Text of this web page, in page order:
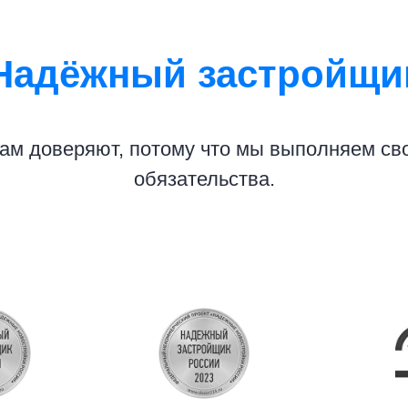
доверяют, потому что мы выполняем
обязательства.